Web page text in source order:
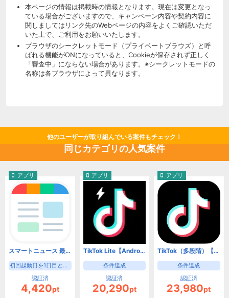
本ページの情報は掲載時の情報となります。現在は変更となっ
ている場合がございますので、キャンペーン内容や契約内容に
関しましてはリンク先のWebページの内容をよくご確認いただ
いた上で、ご利用をお願いいたします。
ブラウザのシークレットモード（プライベートブラウズ）と呼
ばれる機能がONになっていると、Cookieが保存されず正しく
「審査中」にならない場合があります。※シークレットモードの
名称は各ブラウザによって異なります。
他のユーザーが取り組んでいる案件もチェック！
同じカテゴリの人気案件
アプリ
スマートニュース 最新ニュースや天気・天気予報、クーポンも（初回起動日を1日目として8日目の起動）【Android】
初回起動日を1日目として8日目の起動
認証済
4,420pt
アプリ
TikTok Lite【Android】
条件達成
認証済
20,290pt
アプリ
TikTok（多段階）【Android】
条件達成
認証済
23,980pt